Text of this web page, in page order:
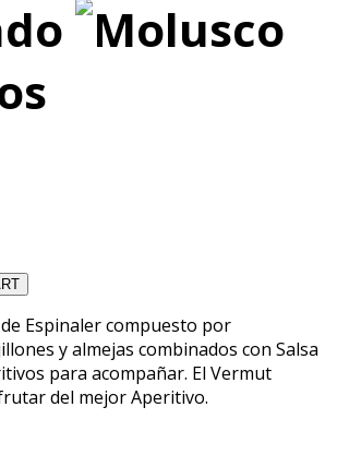
Espinaler compuesto por
y almejas combinados con Salsa
para acompañar. El Vermut
del mejor Aperitivo.